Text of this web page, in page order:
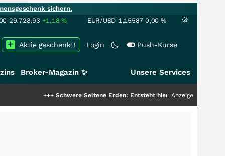
sichern.
29.728,93 +1,18% EUR/USD 1,15587 0,00 %
Login Push-Kurse
Aktie geschenkt!
Broker-Magazin ✨ Unsere Services
Schwere Seltene Erden: Entsteht hier die nächste Milliardenstory?
Anzeige